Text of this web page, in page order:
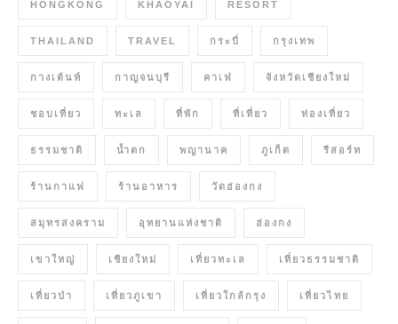
HONGKONG KHAOYAI RESORT
THAILAND TRAVEL กระบี่ กรุงเทพ
กางเต้นท์ กาญจนบุรี คาเฟ่ จังหวัดเชียงใหม่
ชอบเที่ยว ทะเล ที่พัก ที่เที่ยว ท่องเที่ยว
ธรรมชาติ น้ำตก พญานาค ภูเก็ต รีสอร์ท
ร้านกาแฟ ร้านอาหาร วัดฮ่องกง
สมุทรสงคราม อุทยานแห่งชาติ ฮ่องกง
เขาใหญ่ เชียงใหม่ เที่ยวทะเล เที่ยวธรรมชาติ
เที่ยวป่า เที่ยวภูเขา เที่ยวใกล้กรุง เที่ยวไทย